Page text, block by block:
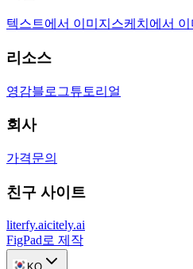
텍스트에서 이미지 스케치에서 이
리소스
영감블로그튜토리얼
회사
가격문의
친구 사이트
literfy.aicitely.ai
FigPad로 제작